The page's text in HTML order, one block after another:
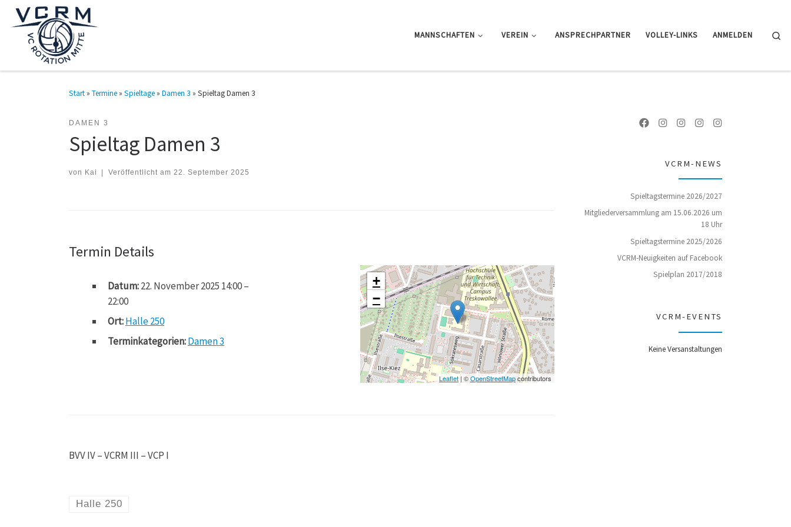
Zum Inhalt springen
MANNSCHAFTEN VEREIN ANSPRECHPARTNER VOLLEY-LINKS ANMELDEN
Start » Termine » Spieltage » Damen 3 » Spieltag Damen 3
DAMEN 3
Spieltag Damen 3
von Kai Veröffentlicht am 22. September 2025
Termin Details
Datum:22. November 2025 14:00–
22:00
Ort:Halle 250
Terminkategorien:Damen 3
+
−
Leaflet| ©OpenStreetMapcontributors
BVV IV – VCRM III – VCP I
Halle 250
VCRM-NEWS
Spieltagstermine 2026/2027
Mitgliederversammlung am 15.06.2026 um
18 Uhr
Spieltagstermine 2025/2026
VCRM-Neuigkeiten auf Facebook
Spielplan 2017/2018
VCRM-EVENTS
Keine Versanstaltungen